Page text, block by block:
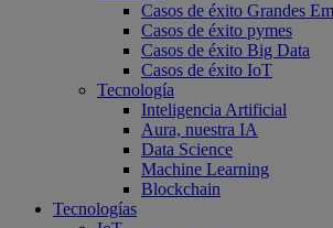
Casos de éxito Grandes
Casos de éxito pymes
Casos de éxito Big Data
Casos de éxito IoT
Tecnología
Inteligencia Artificial
Aura, nuestra IA
Data Science
Machine Learning
Blockchain
Tecnologías